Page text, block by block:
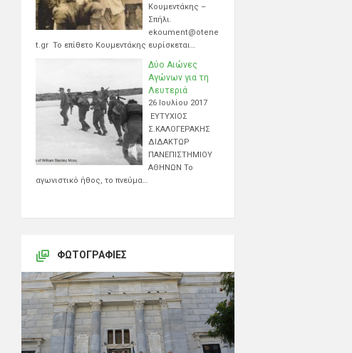
Κουμεντάκης –
Σπήλι.
ekoument@otene
t.gr Το επίθετο Κουμεντάκης ευρίσκεται…
Δύο Αιώνες
Αγώνων για τη
Λευτεριά
26 Ιουλίου 2017
ΕΥΤΥΧΙΟΣ
Σ.ΚΑΛΟΓΕΡΑΚΗΣ
ΔΙΔΑΚΤΩΡ
ΠΑΝΕΠΙΣΤΗΜΙΟΥ
ΑΘΗΝΩΝ Το
αγωνιστικό ήθος, το πνεύμα…
ΦΩΤΟΓΡΑΦΊΕΣ